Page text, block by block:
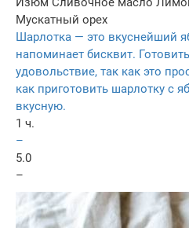
Мускатный орех
Шарлотка — это вкуснейший
напоминает бисквит.
удовольствие, так как это
как приготовить шарлотку с
вкусную.
1 ч.
–
5.0
–